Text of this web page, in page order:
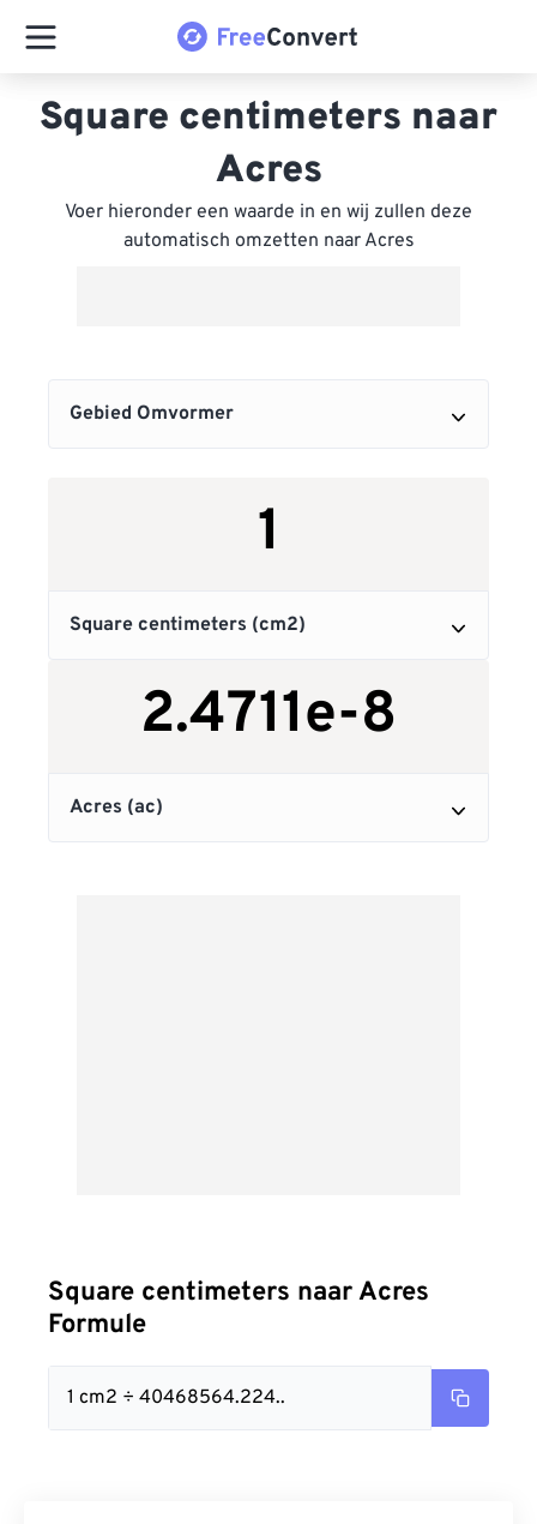
Square centimeters naar
Acres
Voer hieronder een waarde in en wij zullen deze
automatisch omzetten naar Acres
Square centimeters naar Acres
Formule
1 cm2 ÷ 40468564.224..